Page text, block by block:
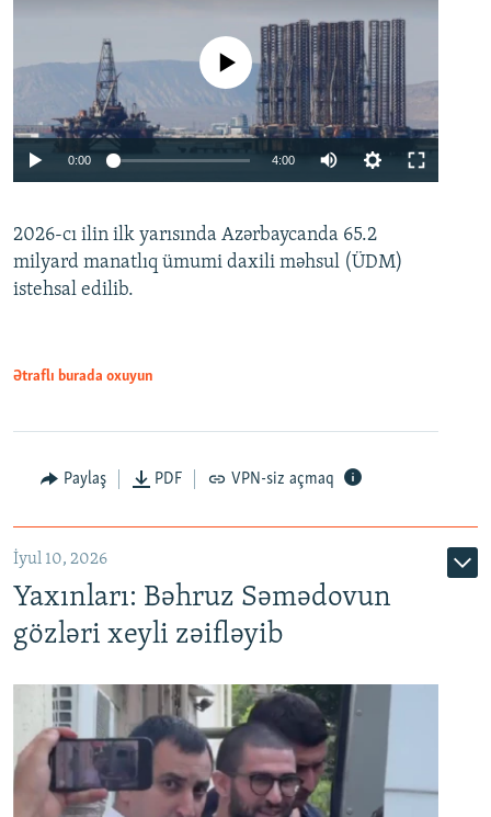
Auto 240p 360p 480p
No media source currently available
0:00 4:00
360p
480p
2026-cı ilin ilk yarısında Azərbaycanda 65.2
milyard manatlıq ümumi daxili məhsul (ÜDM)
istehsal edilib.
Ətraflı burada oxuyun
Paylaş PDF VPN-siz açmaq
İyul 10, 2026
Yaxınları: Bəhruz Səmədovun
gözləri xeyli zəifləyib